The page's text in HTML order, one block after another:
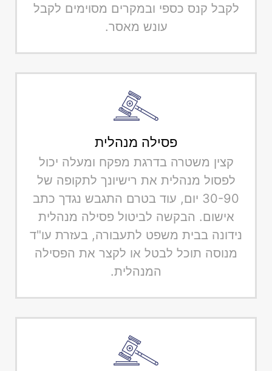
לקבל קנס כספי ובמקרים מסוימים לקבל
עונש מאסר.
פסילה מנהלית
קצין משטרה בדרגת מפקח ומעלה יכול
לפסול מנהלית את רישיונך לתקופה של
30-90 יום, עוד בטרם התגבש נגדך כתב
אישום. הבקשה לביטול פסילה מנהלית
נידונה בבית משפט לתעבורה, בעזרת עו"ד
מנוסה תוכל לבטל או לקצר את הפסילה
המנהלית.